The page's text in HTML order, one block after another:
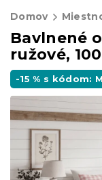
Domov
Bavlnené
ružové,
-15 % s kódom: